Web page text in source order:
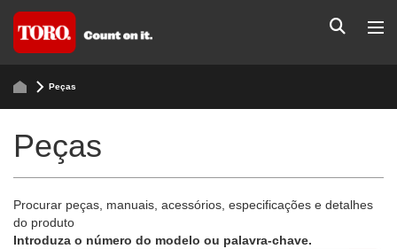
Peças
Peças
Procurar peças, manuais, acessórios, especificações e detalhes
do produto
Introduza o número do modelo ou palavra-chave.